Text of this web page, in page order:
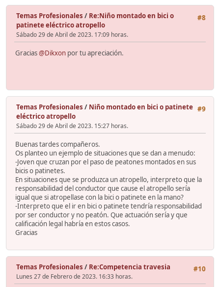
#8
Temas Profesionales / Re:Niño montado en bici o
patinete eléctrico atropello
Sábado 29 de Abril de 2023. 17:09 horas.
Gracias@Dikxon por tu apreciación.
#9
Temas Profesionales / Niño montado en bici o patinete
eléctrico atropello
Sábado 29 de Abril de 2023. 15:27 horas.
Buenas tardes compañeros.
Os planteo un ejemplo de situaciones que se dan a menudo:
-Joven que cruzan por el paso de peatones montados en sus
bicis o patinetes.
En situaciones que se produzca un atropello, interpreto que la
responsabilidad del conductor que cause el atropello sería
igual que si atropellase con la bici o patinete en la mano?
-Interpreto que el ir en bici o patinete tendría responsabilidad
por ser conductor y no peatón. Que actuación sería y que
calificación legal habría en estos casos.
Gracias
#10
Temas Profesionales / Re:Competencia travesia
Lunes 27 de Febrero de 2023. 16:33 horas.